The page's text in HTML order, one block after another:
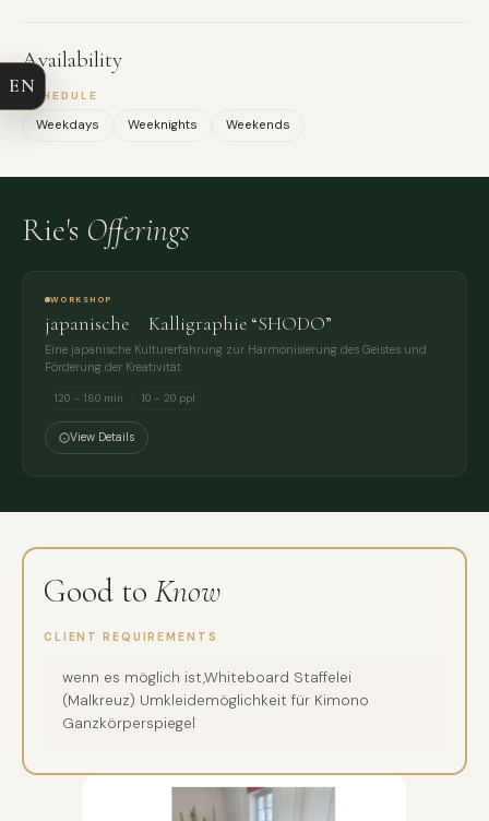
Availability
SCHEDULE
Weekdays Weeknights Weekends
Rie's Offerings
WORKSHOP
japanische Kalligraphie “SHODO”
Eine japanische Kulturerfahrung zur Harmonisierung des Geistes und
Förderung der Kreativität
120 – 180 min 10 – 20 ppl
View Details
Good to Know
CLIENT REQUIREMENTS
wenn es möglich ist,Whiteboard Staffelei
(Malkreuz) Umkleidemöglichkeit für Kimono
Ganzkörperspiegel
COMPANY
EN